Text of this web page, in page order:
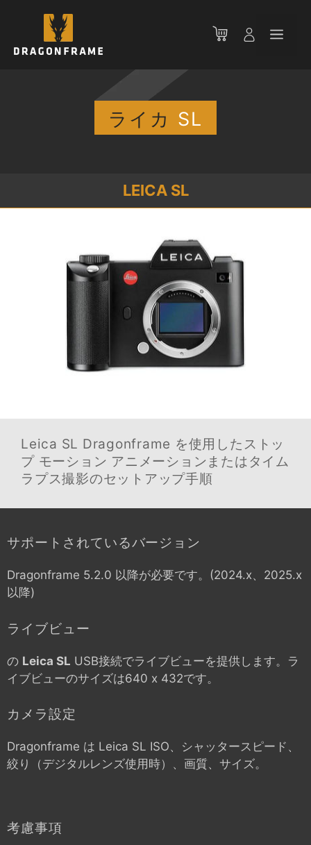
メ
ライカ SL
LEICA SL
Leica SL Dragonframe を使用したストッ
プ モーション アニメーションまたはタイム
ラプス撮影のセットアップ手順
サポートされているバージョン
Dragonframe 5.2.0 以降が必要です。(2024.x、2025.x
以降)
ライブビュー
の Leica SL USB接続でライブビューを提供します。ラ
イブビューのサイズは640 x 432です。
カメラ設定
Dragonframe は Leica SL ISO、シャッタースピード、
絞り（デジタルレンズ使用時）、画質、サイズ。
考慮事項